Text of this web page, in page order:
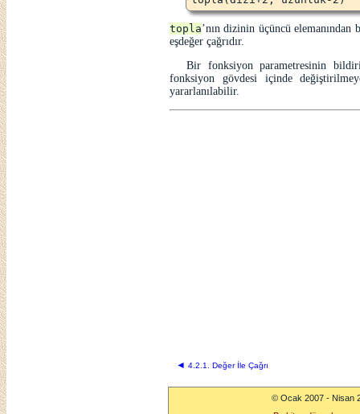
topla’nın dizinin üçüncü
eşdeğer çağrıdır.
Bir fonksiyon parametresinin
fonksiyon gövdesi içinde
yararlanılabilir.
◄ 4.2.1. Değer İle Çağrı
© Ocak 2007 - Nisan